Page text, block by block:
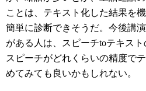
ことは、テキスト化した結果を
簡単に診断できそうだ。今後講
がある人は、スピーチtoテキス
スピーチがどれくらいの精度で
めてみても良いかもしれない。